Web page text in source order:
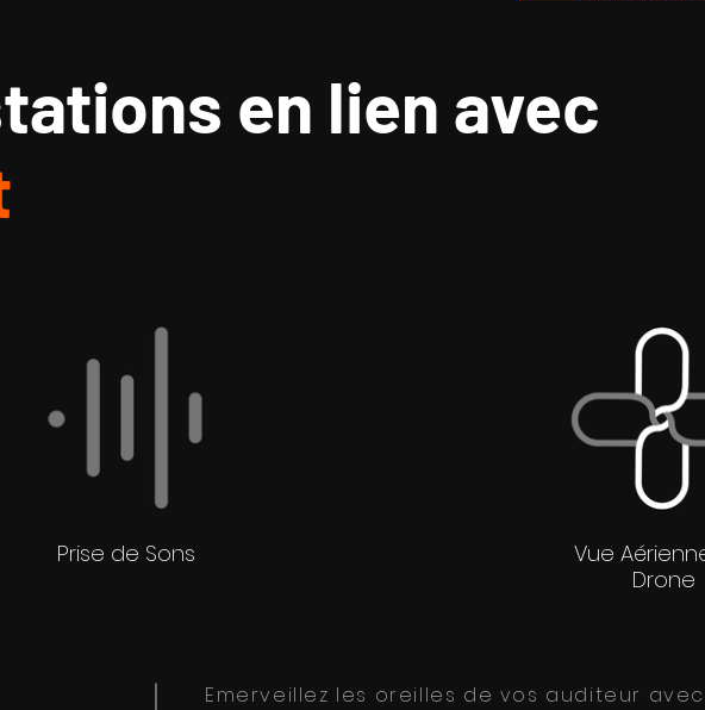
en lien avec
Prise de Sons
Vue
Drone
Emerveillez les oreilles de vos auditeur